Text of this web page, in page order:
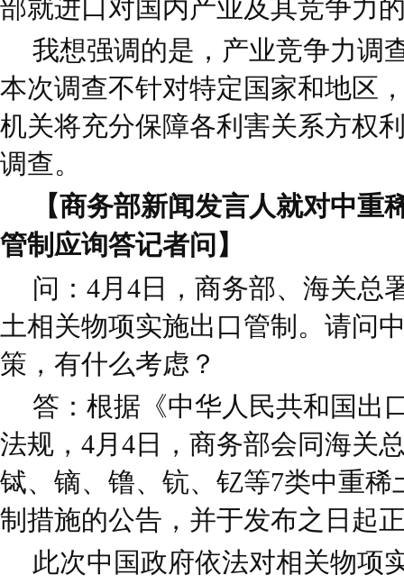
部就进口对国内产业及其竞争力
我想强调的是，产业竞争力调
本次调查不针对特定国家和地区
机关将充分保障各利害关系方权
调查。
【商务部新闻发言人就对中重
管制应询答记者问】
问：4月4日，商务部、海关总
土相关物项实施出口管制。请问
策，有什么考虑？
答：根据《中华人民共和国出
法规，4月4日，商务部会同海关
铽、镝、镥、钪、钇等7类中重
制措施的公告，并于发布之日起
此次中国政府依法对相关物项